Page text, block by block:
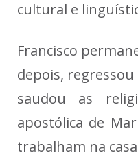
cultural e
Francisco
depois, regressou
saudou as
apostólica de
trabalham na